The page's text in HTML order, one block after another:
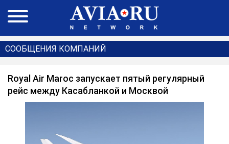
СООБЩЕНИЯ КОМПАНИЙ
Royal Air Maroc запускает пятый регулярный
рейс между Касабланкой и Москвой